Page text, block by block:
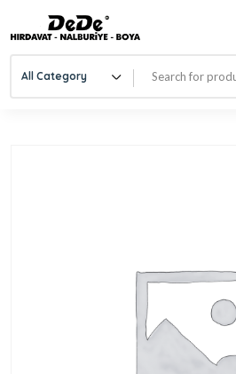
All Category